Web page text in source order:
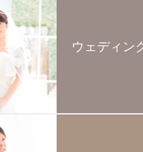
がWPCの日本代表に選出され
解除による営業再開のお知らせ
になったお姿に、驚かれる方
。ポーズをとる真剣なお顔や、
たお顔、どれも大切な成長の
のお支度も、キラリにお任せ
ウェディン